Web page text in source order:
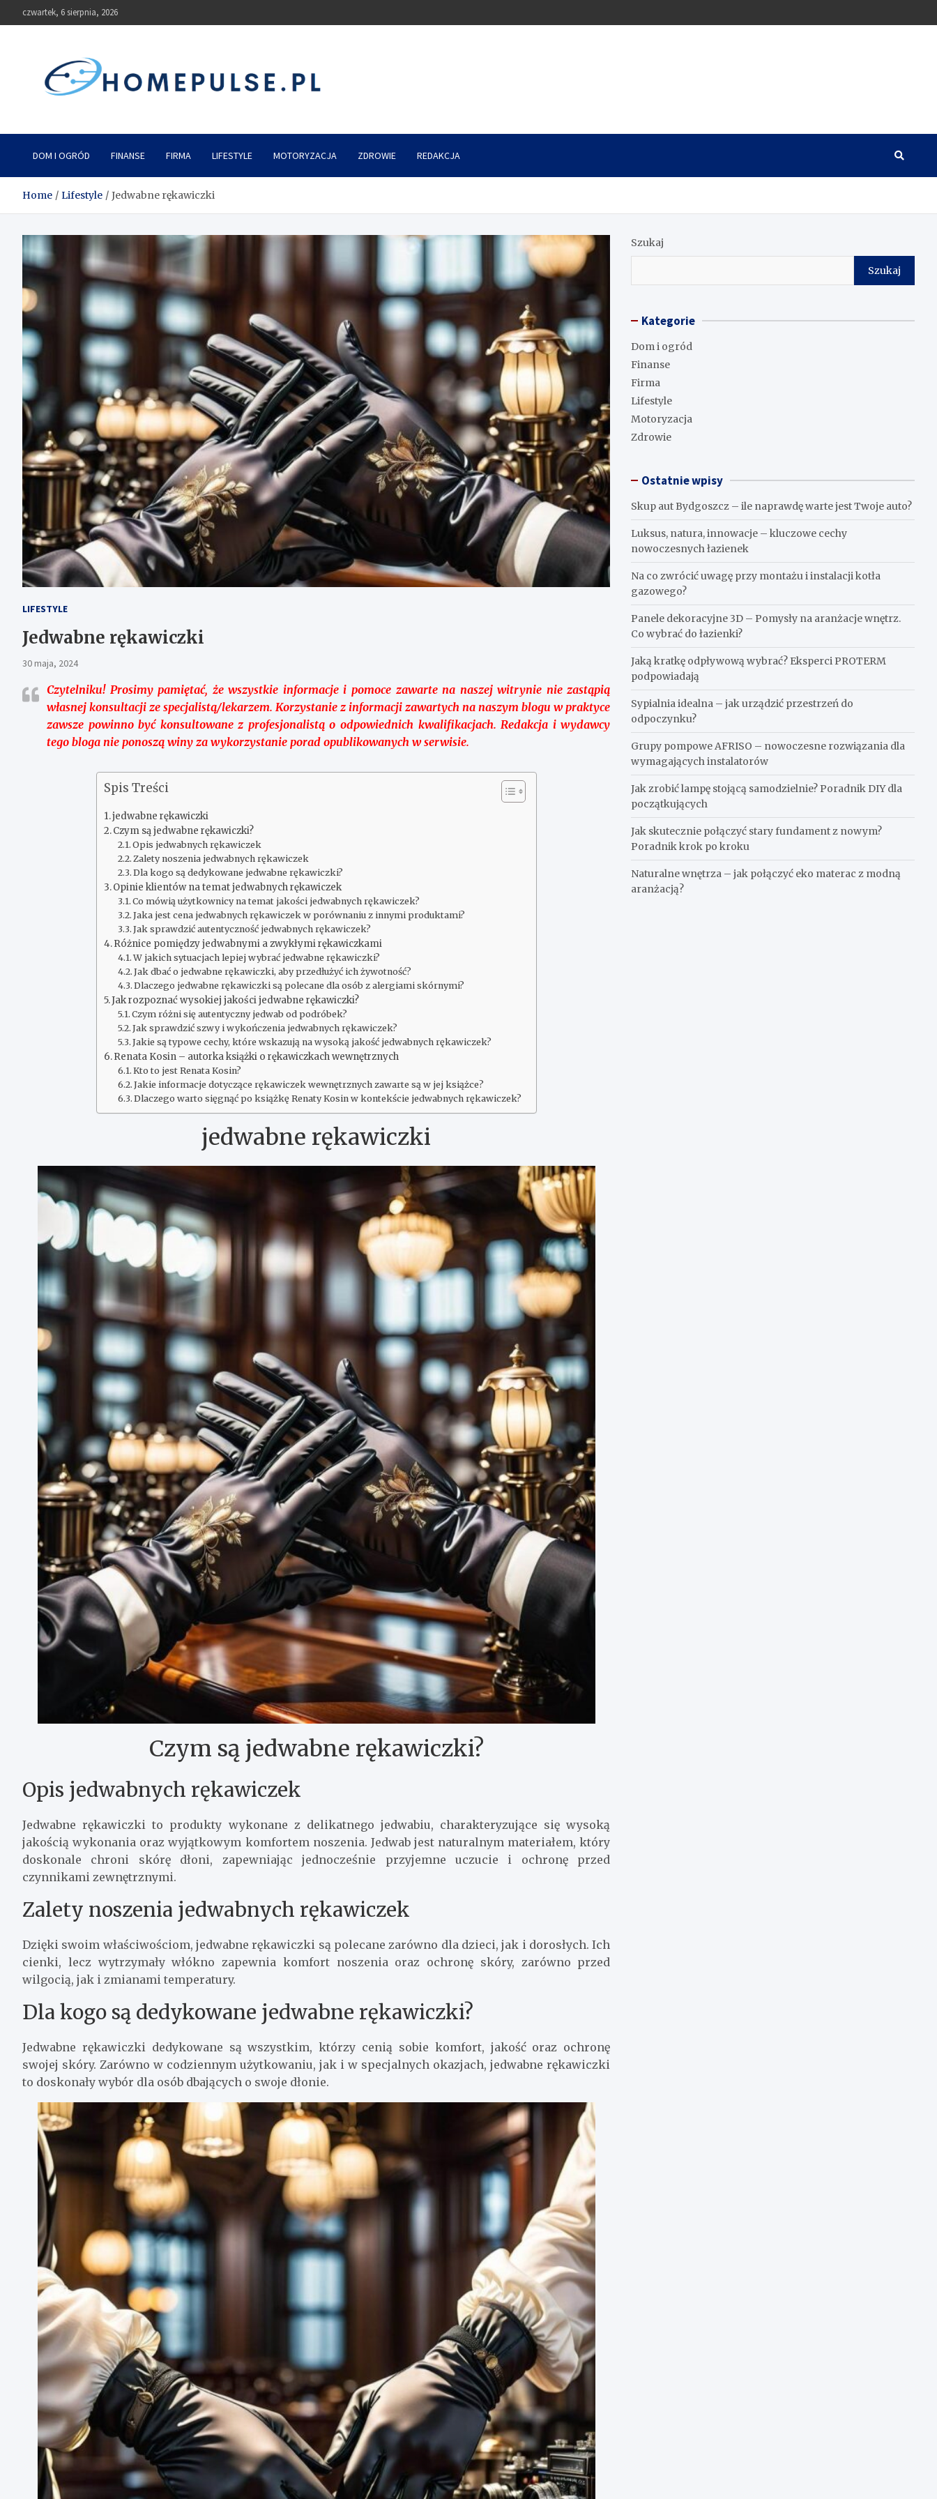
to
czwartek, 6 sierpnia, 2026
homepulse.pl
DOM I OGRÓD FINANSE FIRMA LIFESTYLE MOTORYZACJA ZDROWIE REDAKCJA
Home Lifestyle Jedwabne rękawiczki
LIFESTYLE
Jedwabne rękawiczki
30 maja, 2024
Czytelniku!Prosimy pamiętać, że wszystkie informacje i pomoce zawarte na naszej witrynie nie zastąpią
własnej konsultacji ze specjalistą/lekarzem. Korzystanie z informacji zawartych na naszym blogu w praktyce
zawsze powinno być konsultowane z profesjonalistą o odpowiednich kwalifikacjach. Redakcja i wydawcy
tego bloga nie ponoszą winy za wykorzystanie porad opublikowanych w serwisie.
Spis Treści
jedwabne rękawiczki
Czym są jedwabne rękawiczki?
Opis jedwabnych rękawiczek
Zalety noszenia jedwabnych rękawiczek
Dla kogo są dedykowane jedwabne rękawiczki?
Opinie klientów na temat jedwabnych rękawiczek
Co mówią użytkownicy na temat jakości jedwabnych rękawiczek?
Jaka jest cena jedwabnych rękawiczek w porównaniu z innymi produktami?
Jak sprawdzić autentyczność jedwabnych rękawiczek?
Różnice pomiędzy jedwabnymi a zwykłymi rękawiczkami
W jakich sytuacjach lepiej wybrać jedwabne rękawiczki?
Jak dbać o jedwabne rękawiczki, aby przedłużyć ich żywotność?
Dlaczego jedwabne rękawiczki są polecane dla osób z alergiami skórnymi?
Jak rozpoznać wysokiej jakości jedwabne rękawiczki?
Czym różni się autentyczny jedwab od podróbek?
Jak sprawdzić szwy i wykończenia jedwabnych rękawiczek?
Jakie są typowe cechy, które wskazują na wysoką jakość jedwabnych rękawiczek?
Renata Kosin – autorka książki o rękawiczkach wewnętrznych
Kto to jest Renata Kosin?
Jakie informacje dotyczące rękawiczek wewnętrznych zawarte są w jej książce?
Dlaczego warto sięgnąć po książkę Renaty Kosin w kontekście jedwabnych rękawiczek?
jedwabne rękawiczki
Czym są jedwabne rękawiczki?
Opis jedwabnych rękawiczek
Jedwabne rękawiczki to produkty wykonane z delikatnego jedwabiu, charakteryzujące się wysoką
jakością wykonania oraz wyjątkowym komfortem noszenia. Jedwab jest naturalnym materiałem, który
doskonale chroni skórę dłoni, zapewniając jednocześnie przyjemne uczucie i ochronę przed
czynnikami zewnętrznymi.
Zalety noszenia jedwabnych rękawiczek
Dzięki swoim właściwościom, jedwabne rękawiczki są polecane zarówno dla dzieci, jak i dorosłych. Ich
cienki, lecz wytrzymały włókno zapewnia komfort noszenia oraz ochronę skóry, zarówno przed
wilgocią, jak i zmianami temperatury.
Dla kogo są dedykowane jedwabne rękawiczki?
Jedwabne rękawiczki dedykowane są wszystkim, którzy cenią sobie komfort, jakość oraz ochronę
swojej skóry. Zarówno w codziennym użytkowaniu, jak i w specjalnych okazjach, jedwabne rękawiczki
to doskonały wybór dla osób dbających o swoje dłonie.
Szukaj
Szukaj
Kategorie
Dom i ogród
Finanse
Firma
Lifestyle
Motoryzacja
Zdrowie
Ostatnie wpisy
Skup aut Bydgoszcz – ile naprawdę warte jest Twoje auto?
Luksus, natura, innowacje – kluczowe cechy
nowoczesnych łazienek
Na co zwrócić uwagę przy montażu i instalacji kotła
gazowego?
Panele dekoracyjne 3D – Pomysły na aranżacje wnętrz.
Co wybrać do łazienki?
Jaką kratkę odpływową wybrać? Eksperci PROTERM
podpowiadają
Sypialnia idealna – jak urządzić przestrzeń do
odpoczynku?
Grupy pompowe AFRISO – nowoczesne rozwiązania dla
wymagających instalatorów
Jak zrobić lampę stojącą samodzielnie? Poradnik DIY dla
początkujących
Jak skutecznie połączyć stary fundament z nowym?
Poradnik krok po kroku
Naturalne wnętrza – jak połączyć eko materac z modną
aranżacją?